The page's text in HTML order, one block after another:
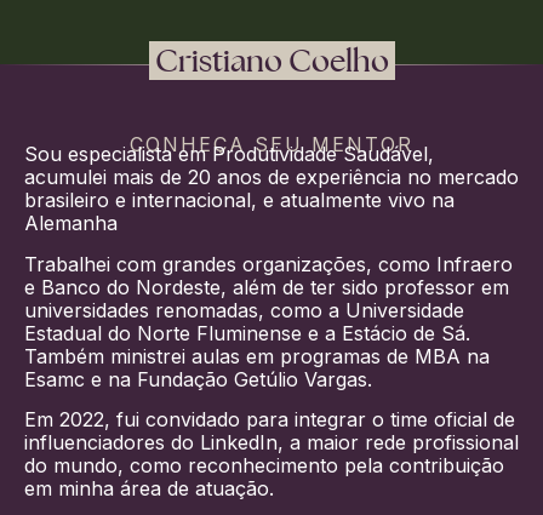
CONHEÇA SEU MENTOR
Cristiano Coelho
Sou especialista em Produtividade Saudável,
acumulei mais de 20 anos de experiência no mercado
brasileiro e internacional, e atualmente vivo na
Alemanha
Trabalhei com grandes organizações, como Infraero
e Banco do Nordeste, além de ter sido professor em
universidades renomadas, como a Universidade
Estadual do Norte Fluminense e a Estácio de Sá.
Também ministrei aulas em programas de MBA na
Esamc e na Fundação Getúlio Vargas.
Em 2022, fui convidado para integrar o time oficial de
influenciadores do LinkedIn, a maior rede profissional
do mundo, como reconhecimento pela contribuição
em minha área de atuação.